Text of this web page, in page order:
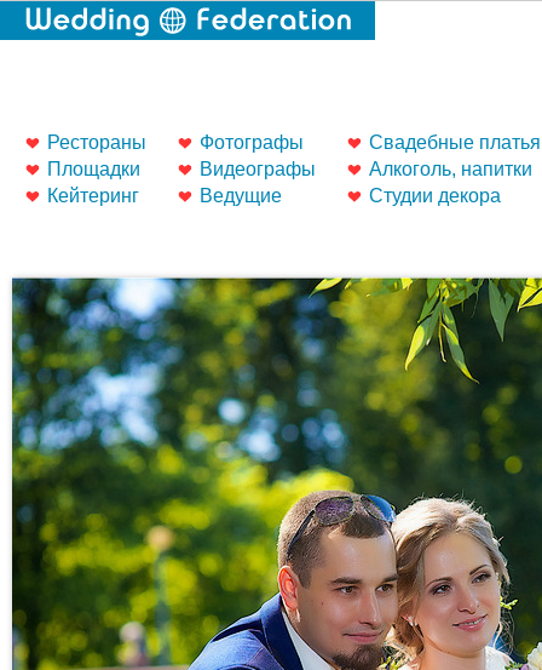
Рестораны
Площадки
Кейтеринг
Фотографы
Видеографы
Ведущие
Свадебные платья
Алкоголь, напитки
Студии декора